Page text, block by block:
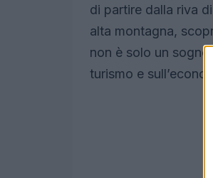
di partire dalla riva
alta montagna,
non è solo un
turismo e